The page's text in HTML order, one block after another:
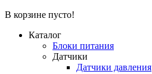
В корзине пусто!
Каталог
Блоки питания
Датчики
Датчики давления